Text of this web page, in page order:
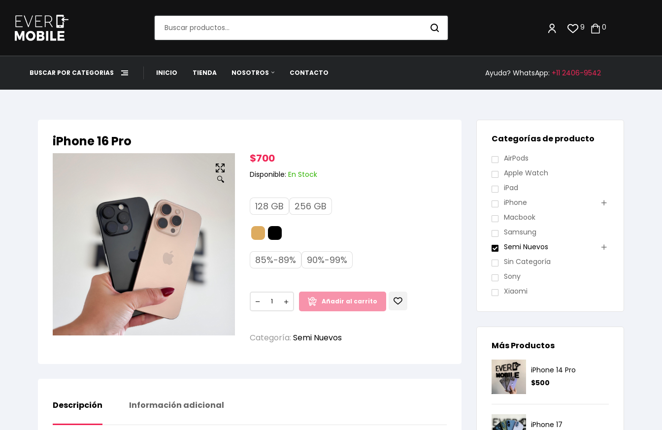
9 0
BUSCAR POR CATEGORÍAS INICIO TIENDA NOSOTROS CONTACTO Ayuda? WhatsApp: +11 2406-9542
iPhone 16 Pro
🔍
$700
Disponible: En Stock
128 GB 256 GB
85%-89% 90%-99%
Añadir al carrito
Categoría: Semi Nuevos
Descripción Información adicional
Categorías de producto
AirPods
Apple Watch
iPad
iPhone
Macbook
Samsung
Semi Nuevos
Sin Categoría
Sony
Xiaomi
Más Productos
iPhone 14 Pro
$500
iPhone 17